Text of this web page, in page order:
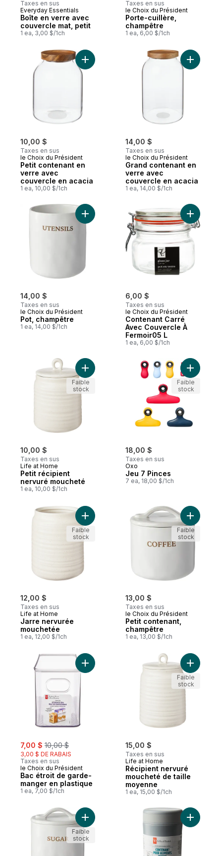
Taxes en sus
Everyday Essentials
Boîte en verre avec
couvercle mat, petit
1 ea, 3,00 $/1ch
Taxes en sus
le Choix du Président
Porte-cuillère,
champêtre
1 ea, 6,00 $/1ch
10,00 $
Taxes en sus
le Choix du Président
Petit contenant en
verre avec
couvercle en acacia
1 ea, 10,00 $/1ch
Ajouter Petit contenant en verre avec
14,00 $
Taxes en sus
le Choix du Président
Grand contenant en
verre avec
couvercle en acacia
1 ea, 14,00 $/1ch
Ajouter
14,00 $
Taxes en sus
le Choix du Président
Pot, champêtre
1 ea, 14,00 $/1ch
Ajouter Pot, champêtre au panier
6,00 $
Taxes en sus
le Choix du Président
Contenant Carré
Avec Couvercle À
Fermoir05 L
1 ea, 6,00 $/1ch
Ajouter
10,00 $
Taxes en sus
Life at Home
Petit récipient
nervuré moucheté
1 ea, 10,00 $/1ch
Faible
stock
18,00 $
Taxes en sus
Oxo
Jeu 7 Pinces
7 ea, 18,00 $/1ch
Ajouter
Faible
stock
12,00 $
Taxes en sus
Life at Home
Jarre nervurée
mouchetée
1 ea, 12,00 $/1ch
Faible
stock
13,00 $
Taxes en sus
le Choix du Président
Petit contenant,
champêtre
1 ea, 13,00 $/1ch
Ajouter
Faible
stock
sale:
7,00 $ , formerly:
10,00 $
3,00 $ DE RABAIS
Taxes en sus
le Choix du Président
Bac étroit de garde-
manger en plastique
1 ea, 7,00 $/1ch
Ajouter Bac étroit de garde-manger en
15,00 $
Taxes en sus
Life at Home
Récipient nervuré
moucheté de taille
moyenne
1 ea, 15,00 $/1ch
Faible
stock
Ajouter Contenant moyen, champêtre au
Faible
stock
Ajouter